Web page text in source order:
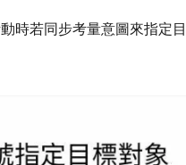
時若同步考量意圖來指定